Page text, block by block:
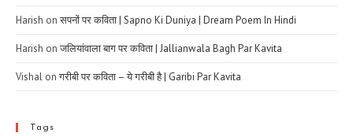
Harish onसपनों पर कविता | Sapno Ki Duniya | Dream Poem In Hindi
Harish onजलियांवाला बाग पर कविता | Jallianwala Bagh Par Kavita
Vishal onगरीबी पर कविता – ये गरीबी है | Garibi Par Kavita
Tags